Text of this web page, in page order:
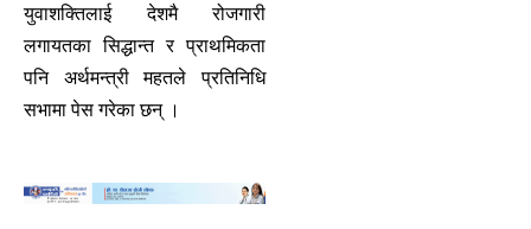
युवाशक्तिलाई देशमै रोजगारी
लगायतका सिद्धान्त र प्राथमिकता
पनि अर्थमन्त्री महतले प्रतिनिधि
सभामा पेस गरेका छन् ।